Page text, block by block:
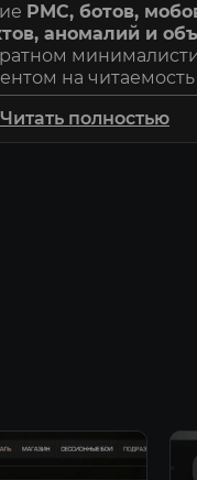
PMC, ботов,
аномалий и
на читаемость
просадок
Читать полностью